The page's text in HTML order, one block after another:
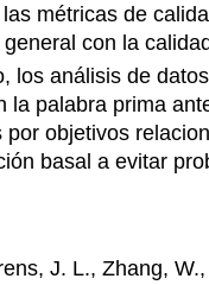
métricas de
con la
los análisis de
la palabra prima
por objetivos
basal a evitar
J. L., Zhang,